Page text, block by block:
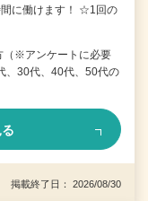
に働けます！ ☆1回の
（※アンケートに必要
30代、40代、50代の
掲載終了日： 2026/08/30